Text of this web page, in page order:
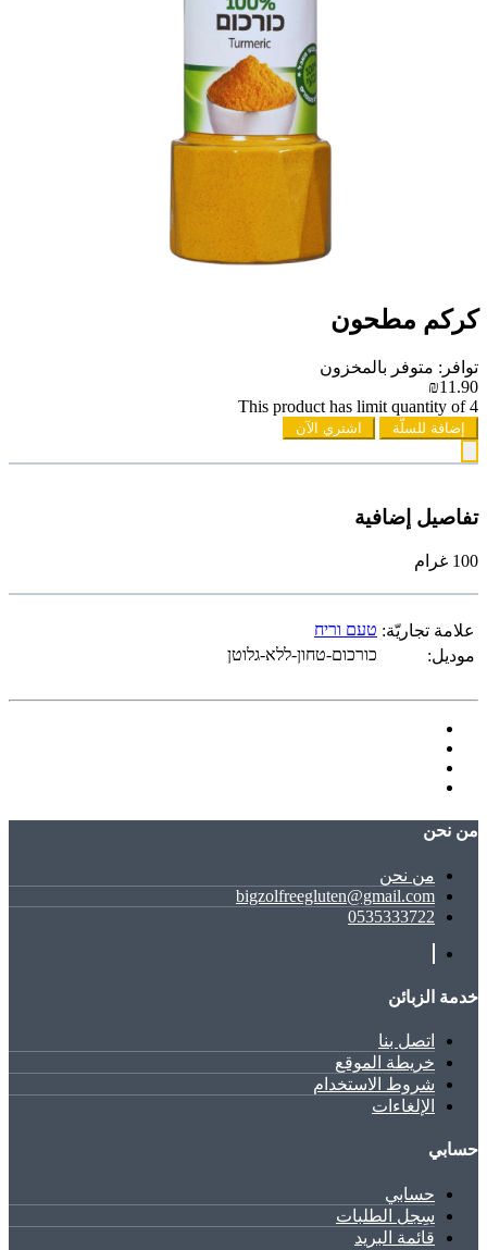
كركم مطحون
توافر: متوفر بالمخزون
₪11.90
This product has limit quantity of 4
إضافة للسلّة اشتري الآن
تفاصيل إضافية
100 غرام
علامة تجاريّة: טעם וריח
موديل:
כורכום-טחון-ללא-גלוטן
ﻣﻦ ﻧﺤﻦ
ﻣﻦ ﻧﺤﻦ
bigzolfreegluten@gmail.com
0535333722
خدمة الزبائن
اتصل بنا
خريطة الموقع
شروط الاستخدام
الإلغاءات
حسابي
حسابي
سِجل الطلبات
قائمة البريد